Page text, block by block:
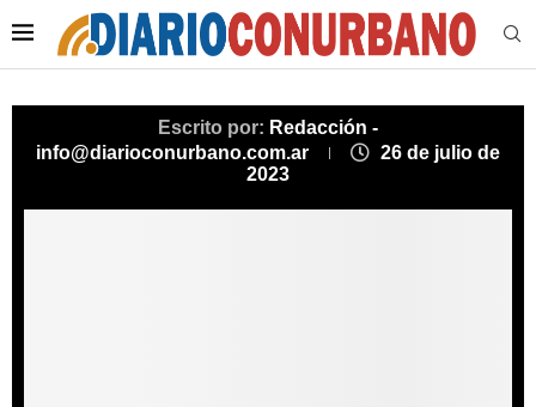
Escrito por: Redacción -
info@diarioconurbano.com.ar
26 de julio de
2023